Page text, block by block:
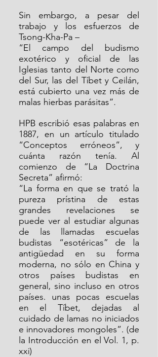
Sin embargo, a pesar del
trabajo y los esfuerzos de
Tsong-Kha-Pa –
“El campo del budismo
exotérico y oficial de las
Iglesias tanto del Norte como
del Sur, las del Tíbet y Ceilán,
está cubierto una vez más de
malas hierbas parásitas”.
HPB escribió esas palabras en
1887, en un artículo titulado
“Conceptos erróneos”, y
cuánta razón tenía. Al
comienzo de “La Doctrina
Secreta” afirmó:
“La forma en que se trató la
pureza prístina de estas
grandes revelaciones se
puede ver al estudiar algunas
de las llamadas escuelas
budistas “esotéricas” de la
antigüedad en su forma
moderna, no sólo en China y
otros países budistas en
general, sino incluso en otros
países. unas pocas escuelas
en el Tíbet, dejadas al
cuidado de lamas no iniciados
e innovadores mongoles”. (de
la Introducción en el Vol. 1, p.
xxi)